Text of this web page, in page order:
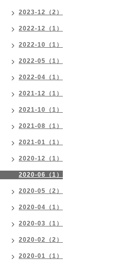
2023-12（2）
2022-12（1）
2022-10（1）
2022-05（1）
2022-04（1）
2021-12（1）
2021-10（1）
2021-08（1）
2021-01（1）
2020-12（1）
2020-06（1）
2020-05（2）
2020-04（1）
2020-03（1）
2020-02（2）
2020-01（1）